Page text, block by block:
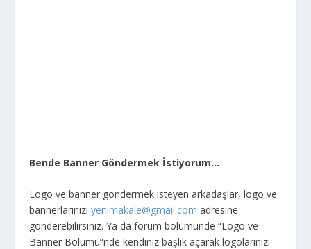
Bende Banner Göndermek İstiyorum…
Logo ve banner göndermek isteyen arkadaşlar, logo ve
bannerlarınızıyenimakale@gmail.com adresine
gönderebilirsiniz. Ya da forum bölümünde “Logo ve
Banner Bölümü”nde kendiniz başlık açarak logolarınızı